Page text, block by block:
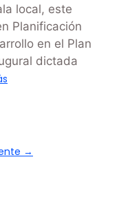
local, este
Planificación
en el Plan
dictada
→